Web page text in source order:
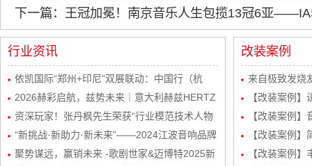
下一篇：王冠加冕！南京音乐人生包揽13冠6亚
行业资讯
依凯国际“郑州+印尼”双展联动：中国行（杭
州）感恩宴圆满举行
2026赫彩启航，兹势未来｜意大利赫兹HERTZ
新品发布会暨市场运营规划会议圆满举行
资深玩家！张丹枫先生荣获“行业模范技术人物
奖”
“新挑战·新助力·新未来”——2024江波音响品牌
经销商会议盛大举行！
聚势谋远，赢销未来 -歌剧世家&迈博特2025新
改装案例
来自极致发烧
波站终极音
【改装案例
自达8升级
【改装案例
级丹拿232
【改装案例
品曼斯特
【改装案例